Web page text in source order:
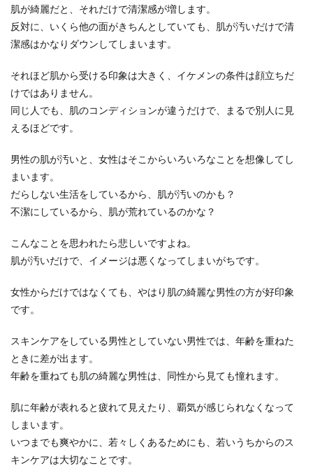
肌が綺麗だと、それだけで清潔感が増します。
反対に、いくら他の面がきちんとしていても、肌が汚いだけで清
潔感はかなりダウンしてしまいます。
それほど肌から受ける印象は大きく、イケメンの条件は顔立ちだ
けではありません。
同じ人でも、肌のコンディションが違うだけで、まるで別人に見
えるほどです。
男性の肌が汚いと、女性はそこからいろいろなことを想像してし
まいます。
だらしない生活をしているから、肌が汚いのかも？
不潔にしているから、肌が荒れているのかな？
こんなことを思われたら悲しいですよね。
肌が汚いだけで、イメージは悪くなってしまいがちです。
女性からだけではなくても、やはり肌の綺麗な男性の方が好印象
です。
スキンケアをしている男性としていない男性では、年齢を重ねた
ときに差が出ます。
年齢を重ねても肌の綺麗な男性は、同性から見ても憧れます。
肌に年齢が表れると疲れて見えたり、覇気が感じられなくなって
しまいます。
いつまでも爽やかに、若々しくあるためにも、若いうちからのス
キンケアは大切なことです。